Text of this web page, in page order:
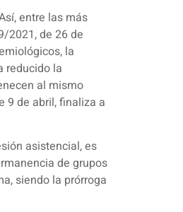
entre las más
2021, de 26 de
la
reducido la
al mismo
9 de abril, finaliza a
asistencial, es
de grupos
siendo la prórroga